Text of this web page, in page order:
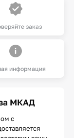
заказ
информация
МКАД
с